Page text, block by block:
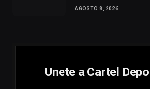
AGOSTO 8, 2026
Unete a Cartel